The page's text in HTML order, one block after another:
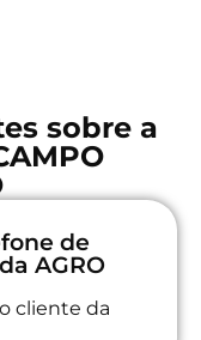
sobre a
de
AGRO
cliente da